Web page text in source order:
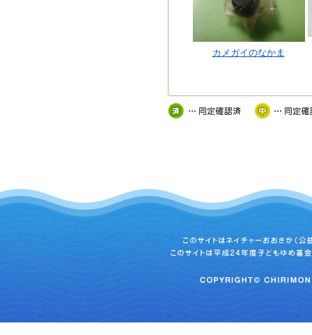
カメガイのなかま